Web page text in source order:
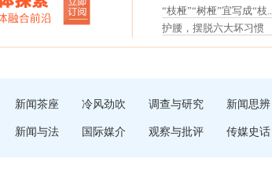
“枝桠”“树桠”宜写成“枝
夏天缓解疲劳有三招
护腰，摆脱六大坏习惯
受伤了冰敷还是热敷
新闻茶座 冷风劲吹 调查与研究 新闻思辨
新闻与法 国际媒介 观察与批评 传媒史话